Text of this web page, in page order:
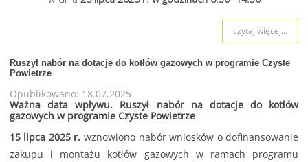
czytaj więcej...
Ruszył nabór na dotacje do kotłów gazowych w programie Czyste
Powietrze
Opublikowano: 18.07.2025
Ważna data wpływu. Ruszył nabór na dotacje do kotłów
gazowych w programie Czyste Powietrze
15 lipca 2025 r. wznowiono nabór wniosków o dofinansowanie
zakupu i montażu kotłów gazowych w ramach programu